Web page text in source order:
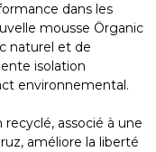
dans les
mousse Örganic
naturel et de
isolation
environnemental.
associé à une
améliore la liberté